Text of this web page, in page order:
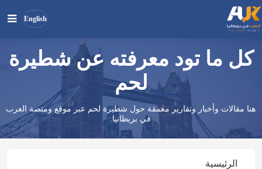
English
ابحث
بحث
كل ما تود معرفته عن شطيرة
لحم
هنا مقالات وأخبار وتقارير معمقة حول شطيرة لحم عبر موقع ومنصة العرب
في بريطانيا.
الرئيسية